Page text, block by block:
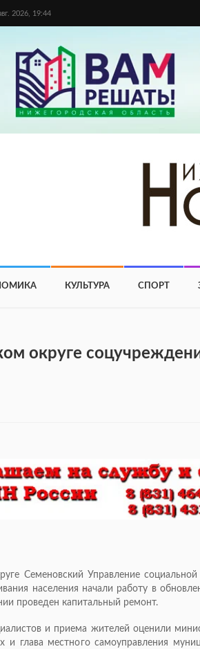
2026, 19:44
КУЛЬТУРА СПОРТ
округе
Семеновский Управление
населения начали работу в
проведен капитальный ремонт.
и приема жителей оценили
и глава местного самоуправления